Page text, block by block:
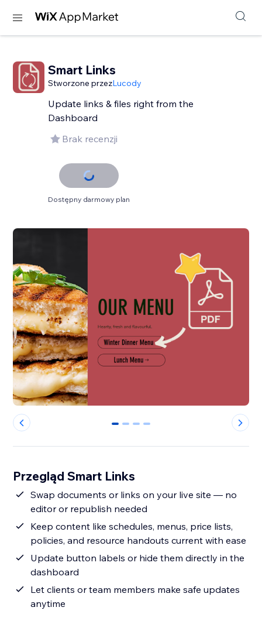
Smart Links
Stworzone przezLucody
Update links & files right from the
Dashboard
Brak recenzji
Dostępny darmowy plan
0 1 2 3
Przegląd Smart Links
Swap documents or links on your live site — no
editor or republish needed
Keep content like schedules, menus, price lists,
policies, and resource handouts current with ease
Update button labels or hide them directly in the
dashboard
Let clients or team members make safe updates
anytime